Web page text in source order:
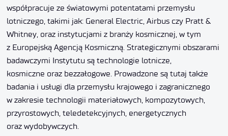
współpracuje ze światowymi potentatami przemysłu
lotniczego, takimi jak: General Electric, Airbus czy Pratt &
Whitney, oraz instytucjami z branży kosmicznej, w tym
z Europejską Agencją Kosmiczną. Strategicznymi obszarami
badawczymi Instytutu są technologie lotnicze,
kosmiczne oraz bezzałogowe. Prowadzone są tutaj także
badania i usługi dla przemysłu krajowego i zagranicznego
w zakresie technologii materiałowych, kompozytowych,
przyrostowych, teledetekcyjnych, energetycznych
oraz wydobywczych.